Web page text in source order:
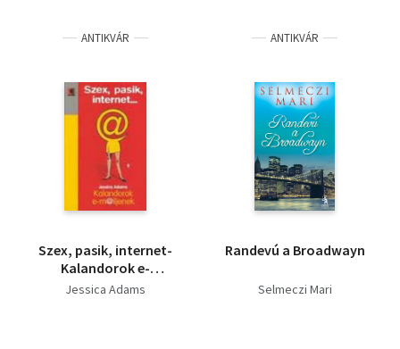
ANTIKVÁR
Szex, pasik, internet-
Kalandorok e-
m@iljenek
Jessica Adams
ANTIKVÁR
Randevú a Broadwayn
Selmeczi Mari